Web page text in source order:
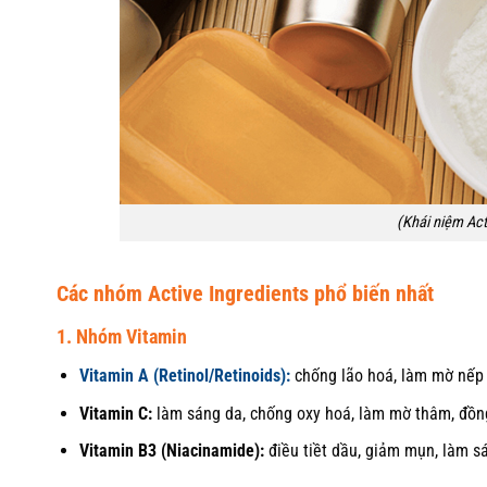
(Khái niệm
Các nhóm Active Ingredients phổ biến nhất
1. Nhóm Vitamin
Vitamin A (Retinol/Retinoids):chống lão hoá, làm mờ
Vitamin C:làm sáng da, chống oxy hoá, làm mờ thâm,
Vitamin B3 (Niacinamide):điều tiềt dầu, giảm mụn, làm